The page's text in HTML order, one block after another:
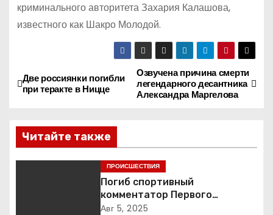
криминального авторитета Захария Калашова,
известного как Шакро Молодой.
Н
в
и
Озвучена причина смерти
легендарного десантника
Александра Маргелова
Две россиянки погибли
при теракте в Ницце
Читайте также
ПРОИСШЕСТВИЯ
Погиб спортивный
комментатор Первого
Александр Гришин
Авг 5, 2025